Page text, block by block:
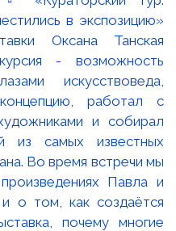
в экспозицию»
Оксана Танская
- возможность
искусствоведа,
работал с
и собирал
из самых известных
Во время встречи мы
Павла и
о том, как создаётся
почему многие